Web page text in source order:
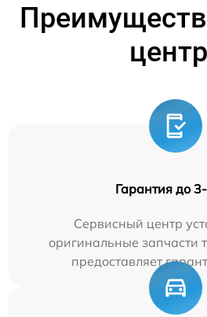
Гарантия до
Сервисный центр
оригинальные запчасти
предоставляет